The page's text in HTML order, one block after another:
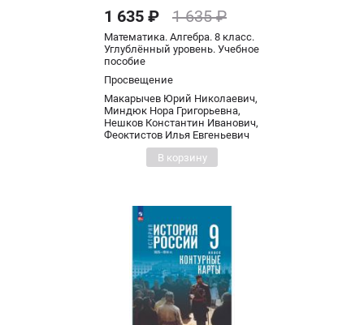
1 635 ₽ 1 635 ₽
Математика. Алгебра. 8 класс.
Углублённый уровень. Учебное
пособие
Просвещение
Макарычев Юрий Николаевич,
Миндюк Нора Григорьевна,
Нешков Константин Иванович,
Феоктистов Илья Евгеньевич
В корзину